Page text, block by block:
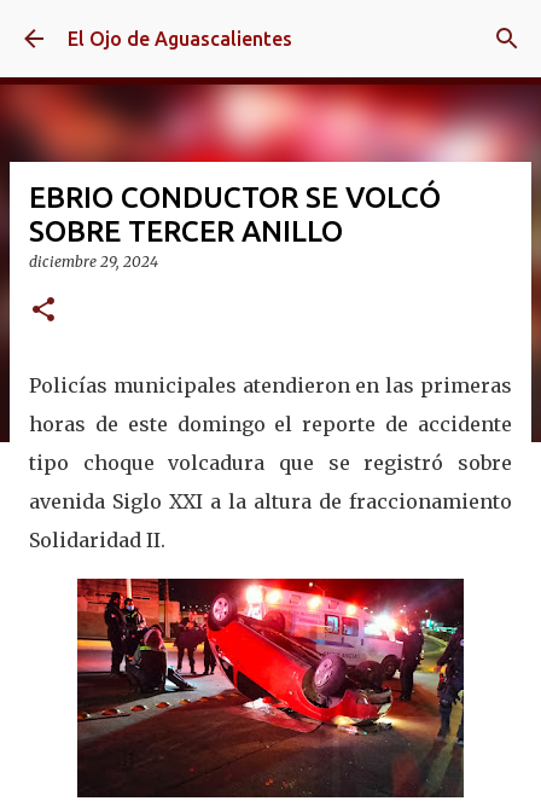
Ir al contenido principal
El Ojo de Aguascalientes
EBRIO CONDUCTOR SE VOLCÓ
SOBRE TERCER ANILLO
diciembre 29, 2024
Policías municipales atendieron en las primeras
horas de este domingo el reporte de accidente
tipo choque volcadura que se registró sobre
avenida Siglo XXI a la altura de fraccionamiento
Solidaridad II.